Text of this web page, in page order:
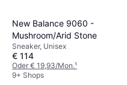
New Balance 9060 -
Mushroom/Arid Stone
Sneaker, Unisex
€ 114
Oder € 19,93/Mon.¹
9+ Shops